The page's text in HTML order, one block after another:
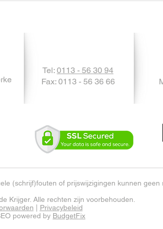
Tel: 0113 - 56 30 94
Fax: 0113 - 56 36 66
(schrijf)fouten of prijswijzigingen kunnen geen
Krijger. Alle rechten zijn voorbehouden.
Privacybeleid
powered by BudgetFix